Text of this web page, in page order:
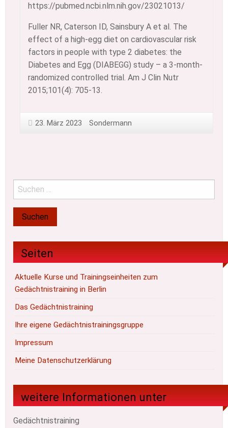
https://pubmed.ncbi.nlm.nih.gov/23021013/
Fuller NR, Caterson ID, Sainsbury A et al. The
effect of a high-egg diet on cardiovascular risk
factors in people with type 2 diabetes: the
Diabetes and Egg (DIABEGG) study – a 3-month-
randomized controlled trial. Am J Clin Nutr
2015;101(4): 705-13.
23. März 2023 Sondermann
Seiten
Aktuelle Kurse und Trainingseinheiten zum
Gedächtnistraining in Berlin
Das Gedächtnistraining
Ihre eigene Gedächtnistrainingsgruppe
Impressum
Meine Datenschutzerklärung
weitere Informationen unter
Gedächtnistraining